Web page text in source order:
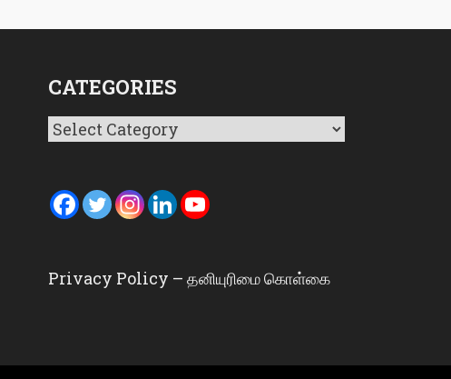
CATEGORIES
Categories
Privacy Policy – தனியுரிமை கொள்கை